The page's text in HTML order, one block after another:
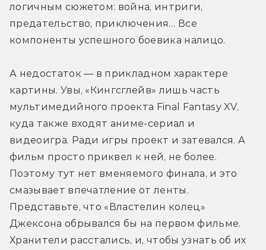
логичным сюжетом: война, интриги,
предательство, приключения… Все
компоненты успешного боевика налицо.
А недостаток — в прикладном характере
картины. Увы, «Кингсглейв» лишь часть
мультимедийного проекта Final Fantasy XV,
куда также входят аниме-сериал и
видеоигра. Ради игры проект и затевался. А
фильм просто приквел к ней, не более.
Поэтому тут нет вменяемого финала, и это
смазывает впечатление от ленты.
Представьте, что «Властелин колец»
Джексона обрывался бы на первом фильме.
Хранители расстались, и, чтобы узнать об их